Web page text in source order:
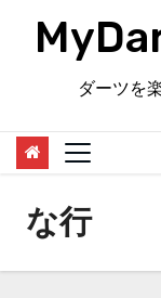
ダーツを
な行